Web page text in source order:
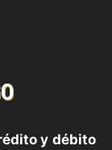
y débito